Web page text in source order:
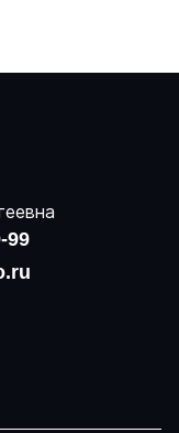
99